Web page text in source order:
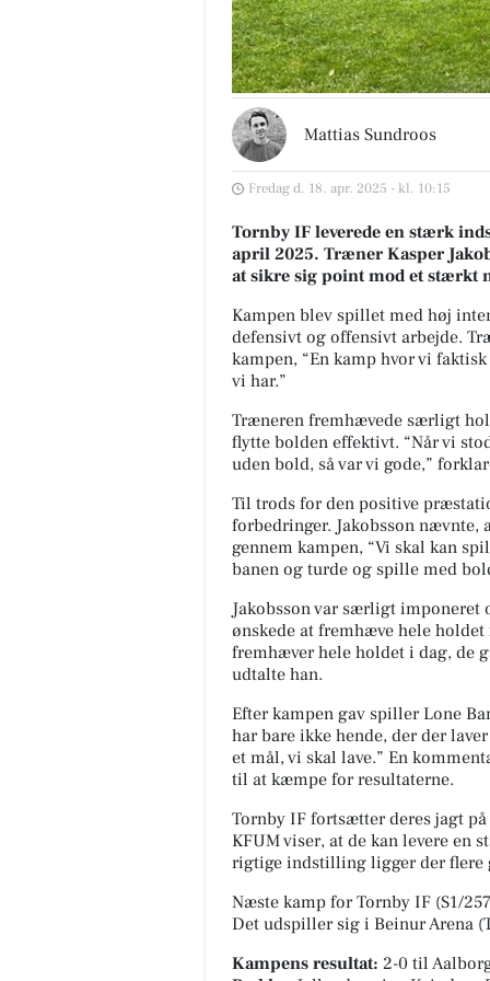
Mattias Sundroos
Fredag d. 18. apr. 2025 - kl. 10:15
Tornby IF leverede en stærk
april 2025. Træner Kasper
at sikre sig point mod et stærkt
Kampen blev spillet med høj
defensivt og offensivt arbejde.
kampen, “En kamp hvor vi
vi har.”
Træneren fremhævede særligt
flytte bolden effektivt. “Når vi
uden bold, så var vi gode,”
Til trods for den positive
forbedringer. Jakobsson nævnte,
gennem kampen, “Vi skal kan
banen og turde og spille med
Jakobsson var særligt imponeret
ønskede at fremhæve hele
fremhæver hele holdet i dag, de
udtalte han.
Efter kampen gav spiller Lone
har bare ikke hende, der der
et mål, vi skal lave.” En
til at kæmpe for resultaterne.
Tornby IF fortsætter deres jagt
KFUM viser, at de kan levere en
rigtige indstilling ligger der flere
Næste kamp for Tornby IF (S1/
Det udspiller sig i Beinur Arena
Kampens resultat: 2-0 til
🍫🍫JA TAK
🔥🔥5,99. kr. pr. stk🔥🔥 Vælg
mellem: - Mars - Snickers -
Milky way Variant vælges ...
Åbn opslaget